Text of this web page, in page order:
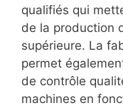
qualifiés qui
de la production
supérieure. La
permet
de contrôle
machines en